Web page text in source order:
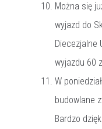
Można się
wyjazd do
Diecezjalne
wyjazdu 60
W
budowlane
Bardzo